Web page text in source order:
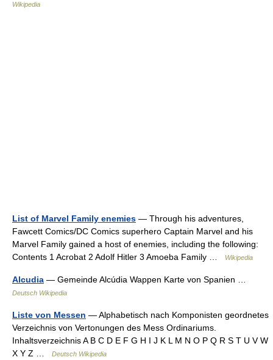
Wikipedia
List of Marvel Family enemies — Through his adventures,
Fawcett Comics/DC Comics superhero Captain Marvel and his
Marvel Family gained a host of enemies, including the following:
Contents 1 Acrobat 2 Adolf Hitler 3 Amoeba Family …
Wikipedia
Alcudia — Gemeinde Alcúdia Wappen Karte von Spanien …
Deutsch Wikipedia
Liste von Messen — Alphabetisch nach Komponisten geordnetes
Verzeichnis von Vertonungen des Mess Ordinariums.
Inhaltsverzeichnis A B C D E F G H I J K L M N O P Q R S T U V W
X Y Z …
Deutsch Wikipedia